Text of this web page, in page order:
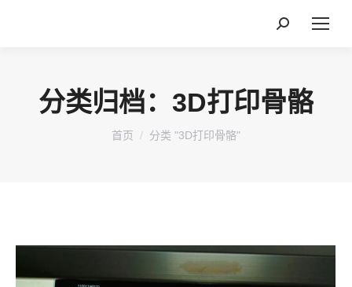
搜
分类归档： 3D打印骨骼
您在这里：
首页 分类 "3D打印骨骼"